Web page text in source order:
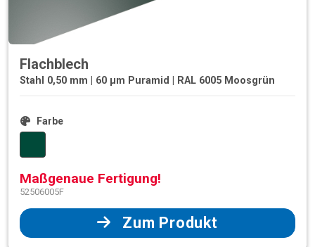
Flachblech
Stahl 0,50 mm | 60 µm Puramid | RAL 6005 Moosgrün
Farbe
Maßgenaue Fertigung!
52506005F
Zum Produkt